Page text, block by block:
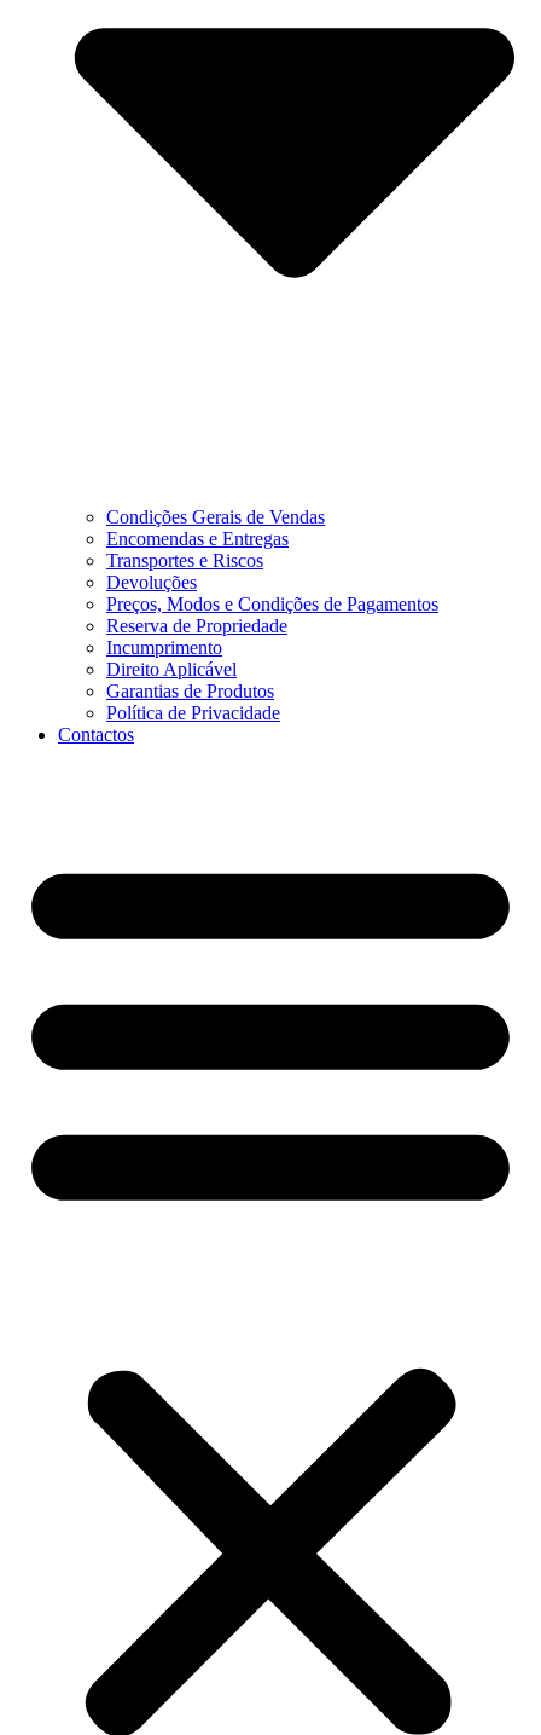
Condições Gerais de Vendas
Encomendas e Entregas
Transportes e Riscos
Devoluções
Preços, Modos e Condições de Pagamentos
Reserva de Propriedade
Incumprimento
Direito Aplicável
Garantias de Produtos
Política de Privacidade
Contactos